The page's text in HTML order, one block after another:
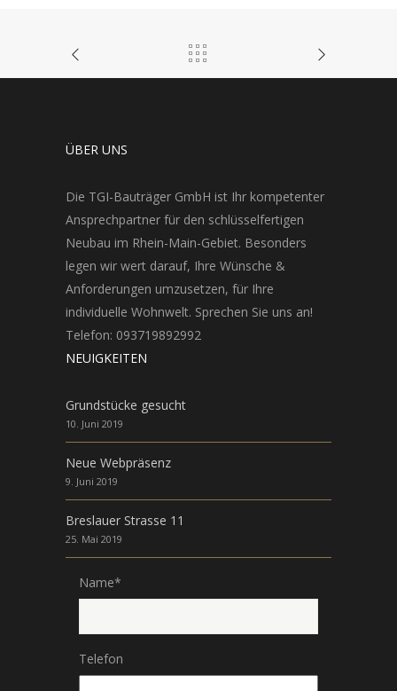
ÜBER UNS
Die TGI-Bauträger GmbH ist Ihr kompetenter
Ansprechpartner für den schlüsselfertigen
Neubau im Rhein-Main-Gebiet. Besonders
legen wir wert darauf, Ihre Wünsche &
Anforderungen umzusetzen, für Ihre
individuelle Wohnwelt. Sprechen Sie uns an!
Telefon: 093719892992
NEUIGKEITEN
Grundstücke gesucht
10. Juni 2019
Neue Webpräsenz
9. Juni 2019
Breslauer Strasse 11
25. Mai 2019
Name*
Telefon